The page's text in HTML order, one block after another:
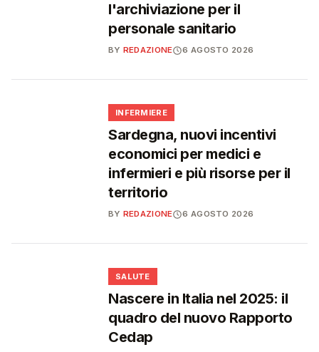
l'archiviazione per il
personale sanitario
BY REDAZIONE 6 AGOSTO 2026
INFERMIERE
Sardegna, nuovi incentivi
economici per medici e
infermieri e più risorse per il
territorio
BY REDAZIONE 6 AGOSTO 2026
SALUTE
Nascere in Italia nel 2025: il
quadro del nuovo Rapporto
Cedap